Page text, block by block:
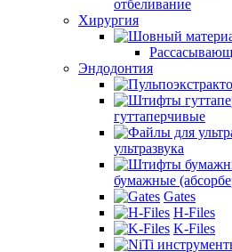
отбеливание
Хирургия
Эндодонтия
гуттаперчивые
ультразвука
бумажные
Gates
H-Files
K-Files